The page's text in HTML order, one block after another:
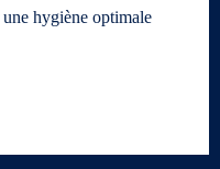
hygiène optimale